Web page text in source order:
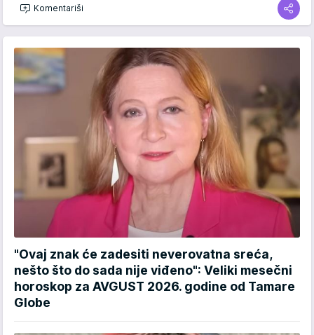
Komentariši
"Ovaj znak će zadesiti neverovatna sreća,
nešto što do sada nije viđeno": Veliki mesečni
horoskop za AVGUST 2026. godine od Tamare
Globe